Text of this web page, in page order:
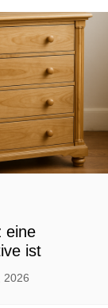
eine
ist
2026